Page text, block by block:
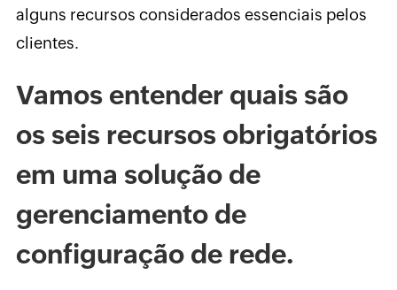
alguns recursos considerados essenciais pelos
clientes.
Vamos entender quais são
os seis recursos obrigatórios
em uma solução de
gerenciamento de
configuração de rede.